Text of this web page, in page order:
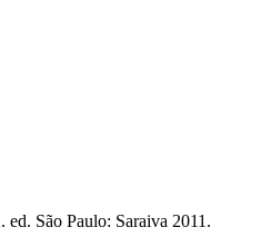
São Paulo: Saraiva 2011.